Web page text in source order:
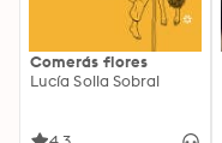
Comerás flores
Lucía Solla Sobral